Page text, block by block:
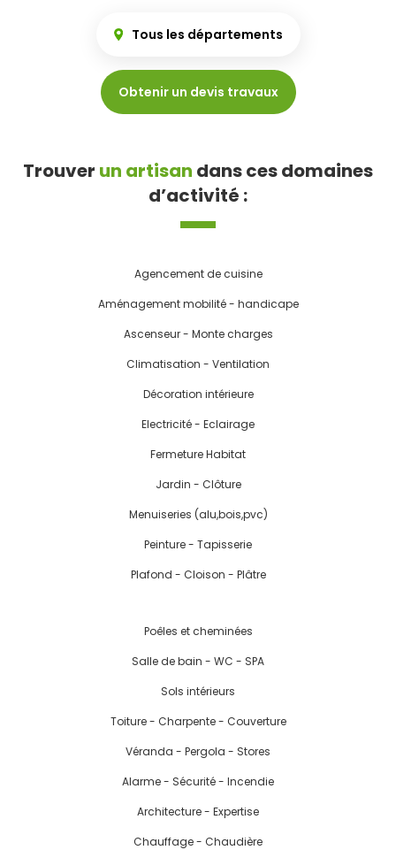
Tous les départements
Obtenir un devis travaux
Trouver un artisan dans ces domaines
d’activité :
Agencement de cuisine
Aménagement mobilité - handicape
Ascenseur - Monte charges
Climatisation - Ventilation
Décoration intérieure
Electricité - Eclairage
Fermeture Habitat
Jardin - Clôture
Menuiseries (alu,bois,pvc)
Peinture - Tapisserie
Plafond - Cloison - Plâtre
Poêles et cheminées
Salle de bain - WC - SPA
Sols intérieurs
Toiture - Charpente - Couverture
Véranda - Pergola - Stores
Alarme - Sécurité - Incendie
Architecture - Expertise
Chauffage - Chaudière